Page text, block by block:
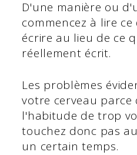
D'une manière ou
commencez à lire
écrire au lieu de ce
réellement écrit.
Les problèmes
votre cerveau parce
l'habitude de trop
touchez donc pas
un certain temps.